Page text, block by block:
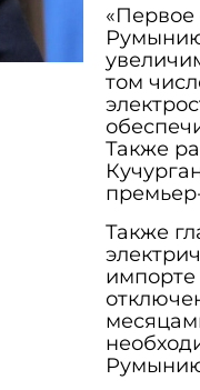
«Первое
том
Также
Также
импорте